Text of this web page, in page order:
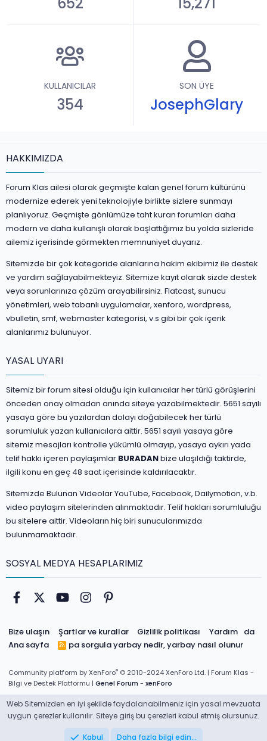
KULLANICILAR
354
SON ÜYE
JosephGlary
HAKKIMIZDA
Forum Klas ailesi olarak geçmişte kalan genel forum kültürünü
modernize ederek yeni teknolojiyle birlikte sizlere sunmayı
planlıyoruz. Geçmişte gönlümüze taht kuran forumları daha
modern ve daha kullanışlı olarak başlattığımız bu yolda sizleride
ailemiz içerisinde görmekten memnuniyet duyarız.
Sitemizde bir çok kategoride alanlarına hakim ekibimiz ile destek
ve yardım sağlayabilmekteyiz. Sitemize kayıt olarak sizde destek
veya sorunlarınıza çözüm arayabilirsiniz. Flatcast, sunucu
yönetimleri, web tabanlı uygulamalar, xenforo, wordpress,
vbulletin, smf, webmaster kategorisi, v.s gibi bir çok içerik
alanlarımız bulunuyor.
YASAL UYARI
Sitemiz bir forum sitesi olduğu için kullanıcılar her türlü görüşlerini
önceden onay olmadan anında siteye yazabilmektedir. 5651 sayılı
yasaya göre bu yazılardan dolayı doğabilecek her türlü
sorumluluk yazan kullanıcılara aittir. 5651 sayılı yasaya göre
sitemiz mesajları kontrolle yükümlü olmayıp, yasaya aykırı yada
telif hakkı içeren paylaşımlar BURADANbize ulaşıldığı taktirde,
ilgili konu en geç 48 saat içerisinde kaldırılacaktır.
Sitemizde Bulunan Videolar YouTube, Facebook, Dailymotion, v.b.
video paylaşım sitelerinden alınmaktadır. Telif hakları sorumluluğu
bu sitelere aittir. Videoların hiç biri sunucularımızda
bulunmamaktadır.
SOSYAL MEDYA HESAPLARIMIZ
Facebook
Twitter youtubeInstagram
Bize ulaşın Şartlar ve kurallar Gizlilik politikası
Yardım
Ana sayfa
da
pa sorgulayarbay nedir, yarbay nasıl olunur
R
S
Community platform by XenForo® © 2010-2024 XenForo Ltd. | Forum Klas -
Bilgi ve Destek Platformu | Genel Forum - xenForo
Web Sitemizden en iyi şekilde faydalanabilmeniz için yasal mevzuata
uygun çerezler kullanılır. Siteye giriş bu çerezleri kabul etmiş olursunuz.
Kabul Daha fazla bilgi edin…